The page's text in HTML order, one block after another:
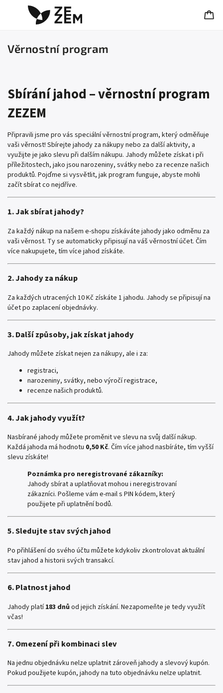
Věrnostní program
Sbírání jahod – věrnostní program
ZEZEM
Připravili jsme pro vás speciální věrnostní program, který odměňuje
vaši věrnost! Sbírejte jahody za nákupy nebo za další aktivity, a
využijte je jako slevu při dalším nákupu. Jahody můžete získat i při
příležitostech, jako jsou narozeniny, svátky nebo za recenze našich
produktů. Pojďme si vysvětlit, jak program funguje, abyste mohli
začít sbírat co nejdříve.
1. Jak sbírat jahody?
Za každý nákup na našem e-shopu získáváte jahody jako odměnu za
vaši věrnost. Ty se automaticky připisují na váš věrnostní účet. Čím
více nakupujete, tím více jahod získáte.
2. Jahody za nákup
Za každých utracených 10 Kč získáte 1 jahodu. Jahody se připisují na
účet po zaplacení objednávky.
3. Další způsoby, jak získat jahody
Jahody můžete získat nejen za nákupy, ale i za:
registraci,
narozeniny, svátky, nebo výročí registrace,
recenze našich produktů.
4. Jak jahody využít?
Nasbírané jahody můžete proměnit ve slevu na svůj další nákup.
Každá jahoda má hodnotu 0,50 Kč. Čím více jahod nasbíráte, tím vyšší
slevu získáte!
Poznámka pro neregistrované zákazníky:
Jahody sbírat a uplatňovat mohou i neregistrovaní
zákazníci. Pošleme vám e-mail s PIN kódem, který
použijete při uplatnění bodů.
5. Sledujte stav svých jahod
Po přihlášení do svého účtu můžete kdykoliv zkontrolovat aktuální
stav jahod a historii svých transakcí.
6. Platnost jahod
Jahody platí183 dnů od jejich získání. Nezapomeňte je tedy využít
včas!
7. Omezení při kombinaci slev
Na jednu objednávku nelze uplatnit zároveň jahody a slevový kupón.
Pokud použijete kupón, jahody na tuto objednávku nelze uplatnit.